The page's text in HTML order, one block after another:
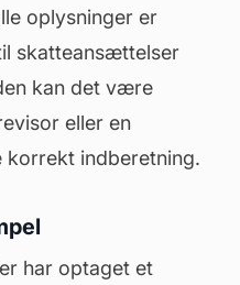
oplysninger er
skatteansættelser
kan det være
eller en
indberetning.
har optaget et